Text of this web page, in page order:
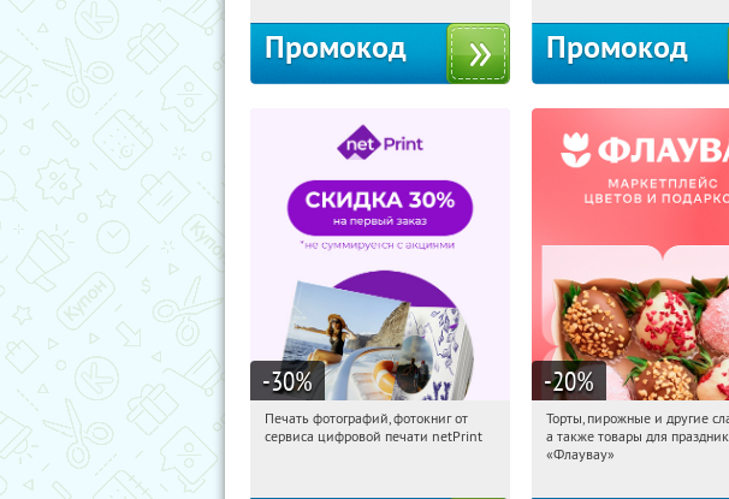
Промокод Промокод
-30%
13:45:51 Получили:
Печать фотографий, фотокниг от
сервиса цифровой печати netPrint
-20%
13:45:51
Россия
Торты, пирожные и другие
а также товары для
«Флаувау»